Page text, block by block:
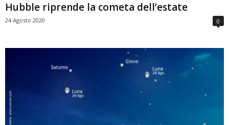
Hubble riprende la cometa dell’estate
24 Agosto 2020 0